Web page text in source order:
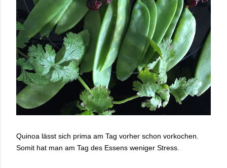
Quinoa lässt sich prima am Tag vorher schon vorkochen.
Somit hat man am Tag des Essens weniger Stress.